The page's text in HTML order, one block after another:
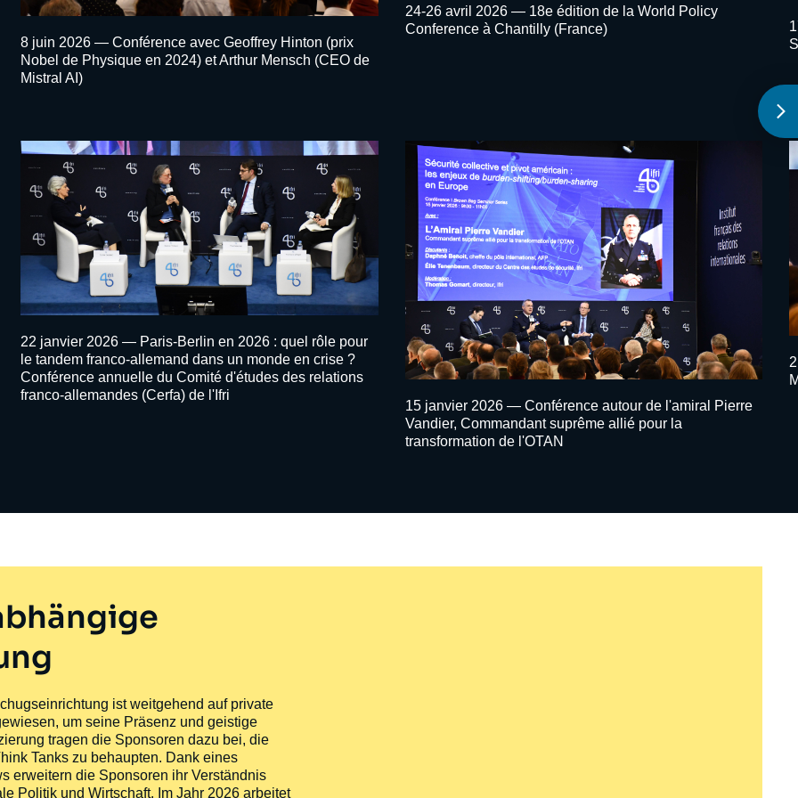
Texte
image
Evenement
8 juin 2026 — Conférence avec Geoffrey Hinton (prix
Nobel de Physique en 2024) et Arthur Mensch (CEO de
Mistral AI)
Texte
image
24-26 avril 2026 — 18e édition de la World Policy
Conference à Chantilly (France)
Image
événement
Texte
image
Evenement
22 janvier 2026 — Paris-Berlin en 2026 : quel rôle pour
le tandem franco-allemand dans un monde en crise ?
Conférence annuelle du Comité d'études des relations
franco-allemandes (Cerfa) de l'Ifri
Image
événement
Texte
image
Evenement
15 janvier 2026 — Conférence autour de l'amiral Pierre
Vandier, Commandant suprême allié pour la
transformation de l'OTAN
ist weitgehend auf private
um seine Präsenz und geistige
tragen die Sponsoren dazu bei, die
Tanks zu behaupten. Dank eines
erweitern die Sponsoren ihr Verständnis
Politik und Wirtschaft. Im Jahr 2026 arbeitet